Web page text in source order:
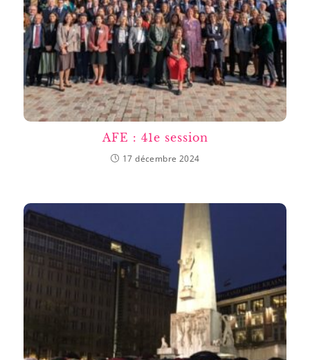
AFE : 41e session
17 décembre 2024